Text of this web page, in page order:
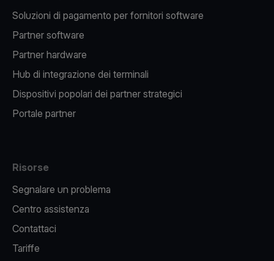
Soluzioni di pagamento per fornitori software
Partner software
Partner hardware
Hub di integrazione dei terminali
Dispositivi popolari dei partner strategici
Portale partner
Risorse
Segnalare un problema
Centro assistenza
Contattaci
Tariffe